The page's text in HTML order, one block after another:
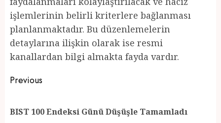
işlemlerinin belirli kriterlere bağlanması
planlanmaktadır. Bu düzenlemelerin
detaylarına ilişkin olarak ise resmi
kanallardan bilgi almakta fayda vardır.
Post
Previous
BIST 100 Endeksi Günü Düşüşle Tamamladı